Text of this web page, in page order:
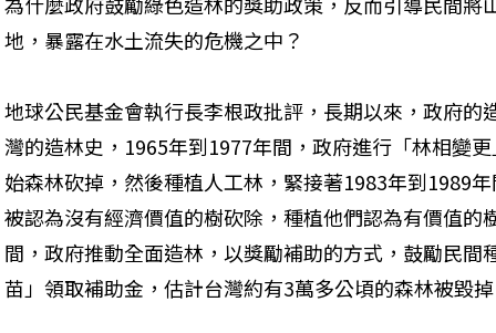
地，暴露在水土流失的危機之中？
地球公民基金會執行長李根政批評，長期以來，政府的
灣的造林史，1965年到1977年間，政府進行「林相變
始森林砍掉，然後種植人工林，緊接著1983年到1989
被認為沒有經濟價值的樹砍除，種植他們認為有價值的
間，政府推動全面造林，以獎勵補助的方式，鼓勵民間
苗」領取補助金，估計台灣約有3萬多公頃的森林被毀